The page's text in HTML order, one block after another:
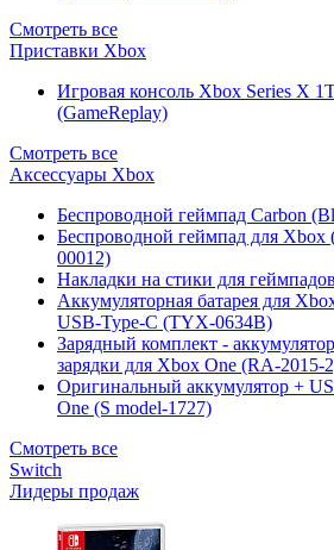
Смотреть все
Приставки Xbox
Игровая консоль Xbox Series X
(GameReplay)
Смотреть все
Аксессуары Xbox
Беспроводной геймпад Carbon
Беспроводной геймпад для
00012)
Накладки на стики для
Аккумуляторная батарея для
USB-Type-C (TYX-0634B)
Зарядный комплект -
зарядки для Xbox One (RA-2015-
Оригинальный аккумулятор +
One (S model-1727)
Смотреть все
Switch
Лидеры продаж